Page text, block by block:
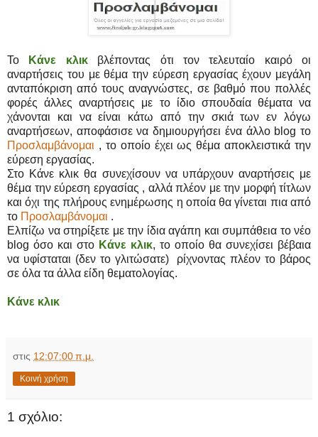
Το Κάνε κλικβλέποντας ότι τον τελευταίο καιρό οι
αναρτήσεις του με θέμα την εύρεση εργασίας έχουν μεγάλη
ανταπόκριση από τους αναγνώστες, σε βαθμό που πολλές
φορές άλλες αναρτήσεις με το ίδιο σπουδαία θέματα να
χάνονται και να είναι κάτω από την σκιά των εν λόγω
αναρτήσεων, αποφάσισε να δημιουργήσει ένα άλλο blog το
Προσλαμβάνομαι , το οποίο έχει ως θέμα αποκλειστικά την
εύρεση εργασίας.
Στο Κάνε κλικ θα συνεχίσουν να υπάρχουν αναρτήσεις με
θέμα την εύρεση εργασίας , αλλά πλέον με την μορφή τίτλων
και όχι της πλήρους ενημέρωσης η οποία θα γίνεται πια από
το Προσλαμβάνομαι .
Ελπίζω να στηρίξετε με την ίδια αγάπη και συμπάθεια το νέο
blog όσο και στο Κάνε κλικ, το οποίο θα συνεχίσει βέβαια
να υφίσταται (δεν το γλιτώσατε) ρίχνοντας πλέον το βάρος
σε όλα τα άλλα είδη θεματολογίας.
Κάνε κλικ
στις 12:07:00 π.μ.
Κοινή χρήση
1 σχόλιο: